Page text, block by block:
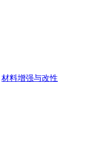
材料增强与改性